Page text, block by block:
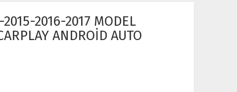
2016-2017 MODEL
ANDROİD AUTO